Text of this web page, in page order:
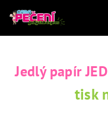
Jedlý papír
tisk